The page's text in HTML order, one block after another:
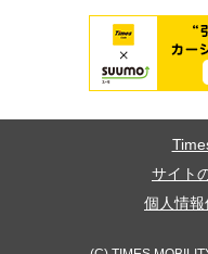
サイト
個人情